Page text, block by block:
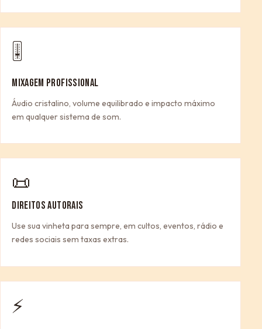
🎚
MIXAGEM PROFISSIONAL
Áudio cristalino, volume equilibrado e impacto máximo
em qualquer sistema de som.
📜
DIREITOS AUTORAIS
Use sua vinheta para sempre, em cultos, eventos, rádio e
redes sociais sem taxas extras.
⚡